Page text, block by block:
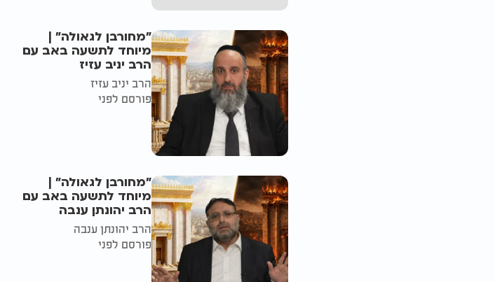
"מחורבן לגאולה" |
מיוחד לתשעה באב עם
הרב יניב עזיז
הרב יניב עזיז
פורסם לפני
"מחורבן לגאולה" |
מיוחד לתשעה באב עם
הרב יהונתן ענבה
הרב יהונתן ענבה
פורסם לפני